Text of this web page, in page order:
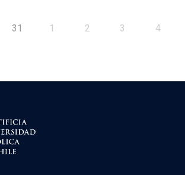
31 1 2 3 4